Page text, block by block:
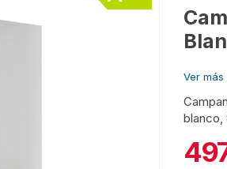
Ver
blanco,